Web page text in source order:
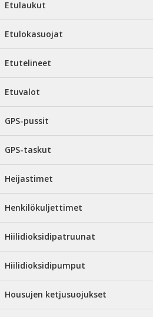
Etulaukut
Etulokasuojat
Etutelineet
Etuvalot
GPS-pussit
GPS-taskut
Heijastimet
Henkilökuljettimet
Hiilidioksidipatruunat
Hiilidioksidipumput
Housujen ketjusuojukset